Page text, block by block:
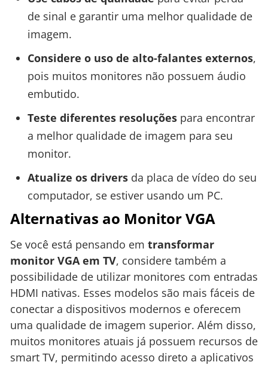
de sinal e garantir uma melhor qualidade de
imagem.
Considere o uso de alto-falantes externos,
pois muitos monitores não possuem áudio
embutido.
Teste diferentes resoluçõespara encontrar
a melhor qualidade de imagem para seu
monitor.
Atualize os driversda placa de vídeo do seu
computador, se estiver usando um PC.
Alternativas ao Monitor VGA
Se você está pensando em transformar
monitor VGA em TV, considere também a
possibilidade de utilizar monitores com entradas
HDMI nativas. Esses modelos são mais fáceis de
conectar a dispositivos modernos e oferecem
uma qualidade de imagem superior. Além disso,
muitos monitores atuais já possuem recursos de
smart TV, permitindo acesso direto a aplicativos